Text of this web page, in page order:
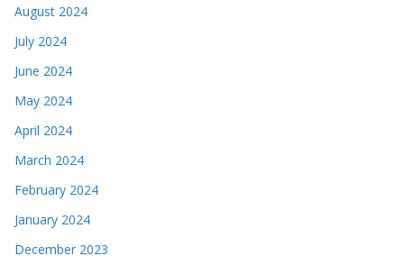
August 2024
July 2024
June 2024
May 2024
April 2024
March 2024
February 2024
January 2024
December 2023